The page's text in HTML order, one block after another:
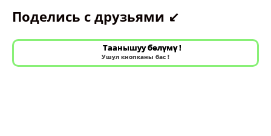
Поделись с друзьями ↙️
Таанышуу бөлүмү !
Ушул кнопканы бас !